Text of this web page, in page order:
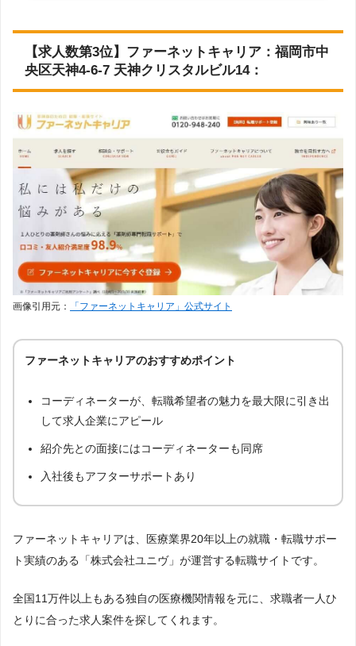
【求人数第3位】ファーネットキャリア：福岡市中
央区天神4-6-7 天神クリスタルビル14：
画像引用元： 「ファーネットキャリア」公式サイト
ファーネットキャリアのおすすめポイント
コーディネーターが、転職希望者の魅力を最大限に引き出
して求人企業にアピール
紹介先との面接にはコーディネーターも同席
入社後もアフターサポートあり
ファーネットキャリアは、医療業界20年以上の就職・転職サポー
ト実績のある「株式会社ユニヴ」が運営する転職サイトです。
全国11万件以上もある独自の医療機関情報を元に、求職者一人ひ
とりに合った求人案件を探してくれます。